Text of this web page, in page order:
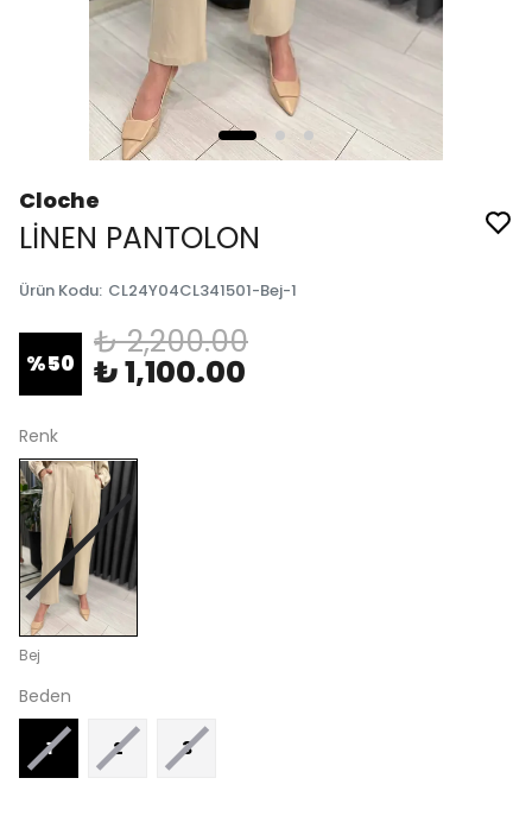
Cloche
LİNEN PANTOLON
Ürün Kodu: CL24Y04CL341501-Bej-1
%50
₺ 2,200.00
₺ 1,100.00
Renk
Bej
Beden
1 2 3